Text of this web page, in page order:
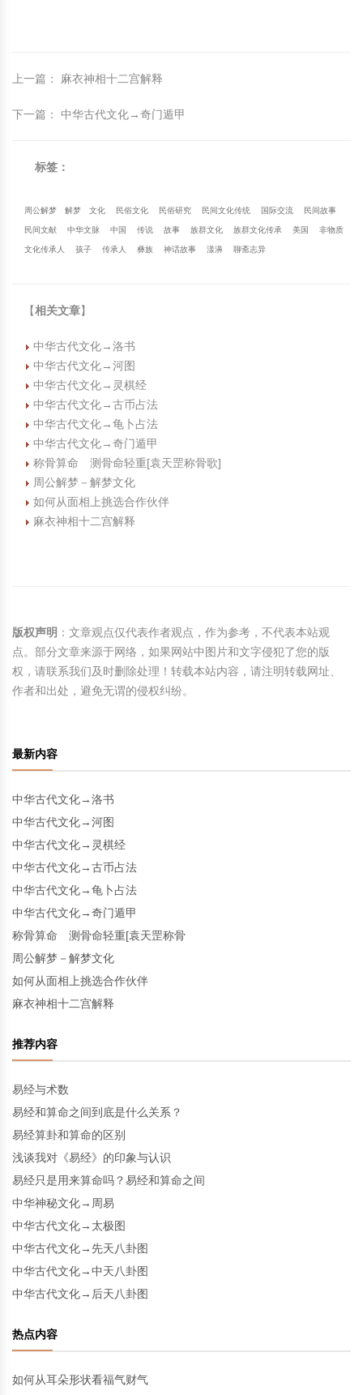
上一篇 ： 麻衣神相十二宫解释
下一篇 ： 中华古代文化→奇门遁甲
标签：
周公解梦 解梦 文化 民俗文化 民俗研究 民间文化传统 国际交流 民间故事
民间文献 中华文脉 中国 传说 故事 族群文化 族群文化传承 美国 非物质
文化传承人 孩子 传承人 彝族 神话故事 漾濞 聊斋志异
【相关文章】
中华古代文化→洛书
中华古代文化→河图
中华古代文化→灵棋经
中华古代文化→古币占法
中华古代文化→龟卜占法
中华古代文化→奇门遁甲
称骨算命 测骨命轻重[袁天罡称骨歌]
周公解梦－解梦文化
如何从面相上挑选合作伙伴
麻衣神相十二宫解释
版权声明 ：文章观点仅代表作者观点，作为参考，不代表本站观
点。部分文章来源于网络，如果网站中图片和文字侵犯了您的版
权，请联系我们及时删除处理！转载本站内容，请注明转载网址、
作者和出处，避免无谓的侵权纠纷。
最新内容
中华古代文化→洛书
中华古代文化→河图
中华古代文化→灵棋经
中华古代文化→古币占法
中华古代文化→龟卜占法
中华古代文化→奇门遁甲
称骨算命 测骨命轻重[袁天罡称骨
周公解梦－解梦文化
如何从面相上挑选合作伙伴
麻衣神相十二宫解释
推荐内容
易经与术数
易经和算命之间到底是什么关系？
易经算卦和算命的区别
浅谈我对《易经》的印象与认识
易经只是用来算命吗？易经和算命之间
中华神秘文化→周易
中华古代文化→太极图
中华古代文化→先天八卦图
中华古代文化→中天八卦图
中华古代文化→后天八卦图
热点内容
如何从耳朵形状看福气财气